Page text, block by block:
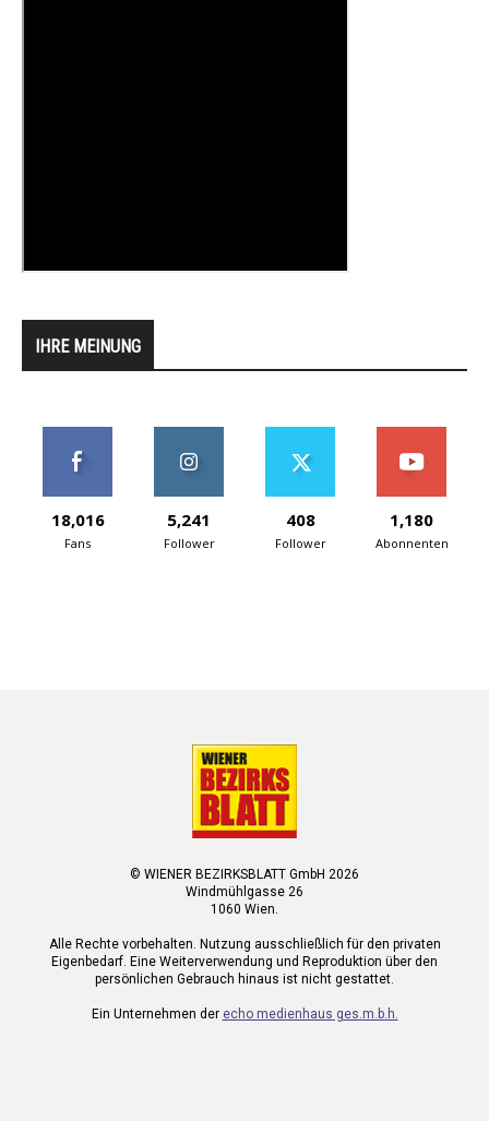
IHRE MEINUNG
18,016
Fans
5,241
Follower
408
Follower
1,180
Abonnenten
© WIENER BEZIRKSBLATT GmbH 2026
Windmühlgasse 26
1060 Wien.
Alle Rechte vorbehalten. Nutzung ausschließlich für den privaten
Eigenbedarf. Eine Weiterverwendung und Reproduktion über den
persönlichen Gebrauch hinaus ist nicht gestattet.
Ein Unternehmen der echo medienhaus ges.m.b.h.